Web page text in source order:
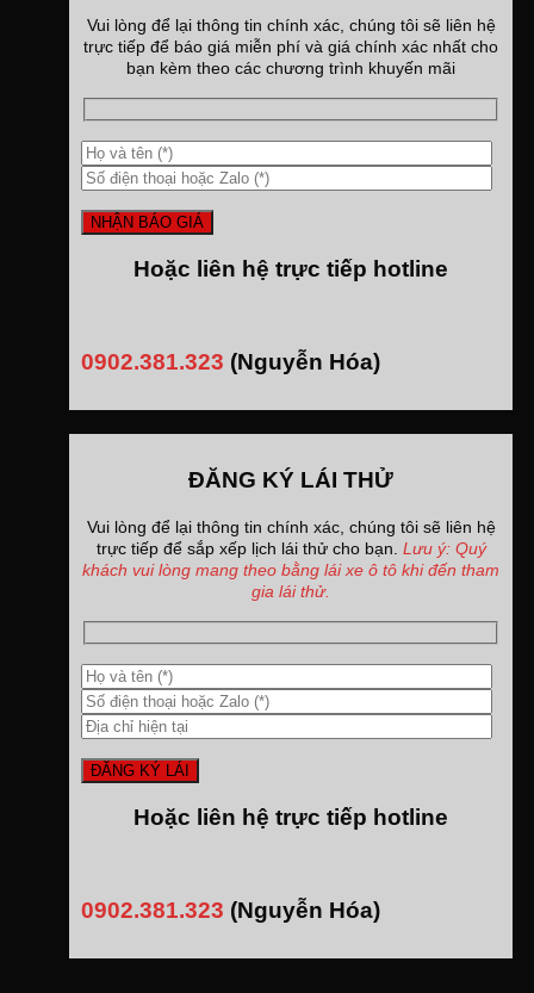
Vui lòng để lại thông tin chính xác, chúng tôi sẽ liên hệ
trực tiếp để báo giá miễn phí và giá chính xác nhất cho
bạn kèm theo các chương trình khuyến mãi
Hoặc liên hệ trực tiếp hotline
0902.381.323 (Nguyễn Hóa)
ĐĂNG KÝ LÁI THỬ
Vui lòng để lại thông tin chính xác, chúng tôi sẽ liên hệ
trực tiếp để sắp xếp lịch lái thử cho bạn. Lưu ý: Quý
khách vui lòng mang theo bằng lái xe ô tô khi đến tham
gia lái thử.
Hoặc liên hệ trực tiếp hotline
0902.381.323 (Nguyễn Hóa)